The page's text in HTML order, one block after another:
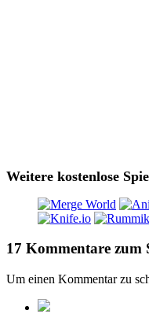
Weitere kostenlose
17 Kommentare zum
Um einen Kommentar zu